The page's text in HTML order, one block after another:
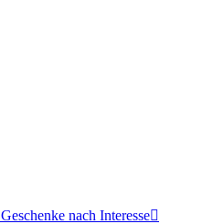
Geschenke nach Interesse